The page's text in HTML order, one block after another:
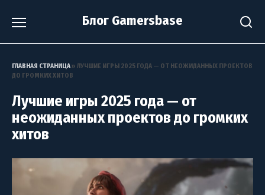
Блог Gamersbase
ГЛАВНАЯ СТРАНИЦА» ЛУЧШИЕ ИГРЫ 2025 ГОДА — ОТ НЕОЖИДАННЫХ ПРОЕКТОВ
ДО ГРОМКИХ ХИТОВ
Лучшие игры 2025 года — от
неожиданных проектов до громких
хитов